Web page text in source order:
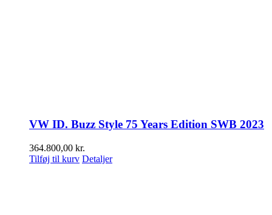
VW ID. Buzz Style 75 Years Edition SWB 2023
364.800,00 kr.
Tilføj til kurv Detaljer